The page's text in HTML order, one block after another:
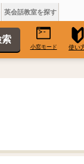
英会話教室を探す
小窓モード 使い